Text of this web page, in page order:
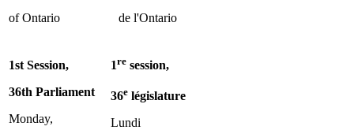
of Ontario
de l'Ontario
1st Session,
36th Parliament
Monday,
1re session,
36e législature
Lundi